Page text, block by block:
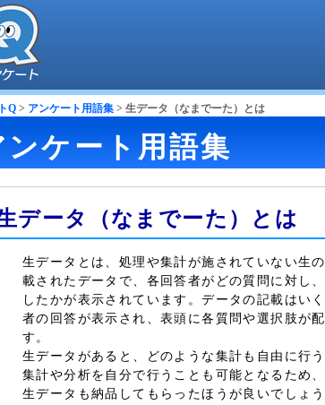
Q > アンケート用語集 > 生データ（なまでーた）とは
ンケート用語集
データ（なまでーた）とは
生データとは、処理や集計が施されていない生
載されたデータで、各回答者がどの質問に対し
したかが表示されています。データの記載はい
者の回答が表示され、表頭に各質問や選択肢が
す。
生データがあると、どのような集計も自由に行
集計や分析を自分で行うことも可能となるため
生データも納品してもらったほうが良いでしょ